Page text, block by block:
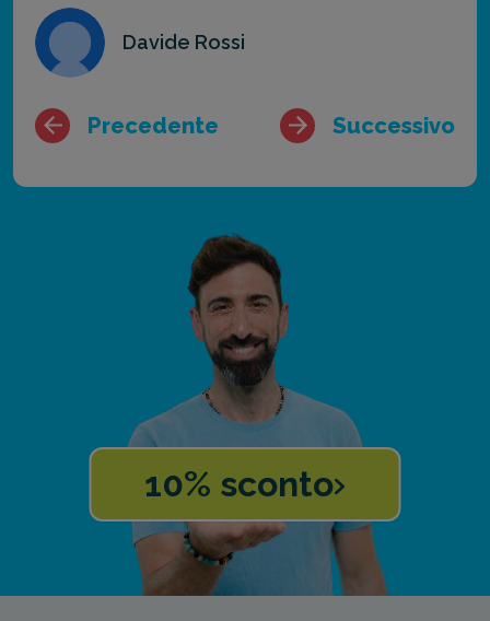
Davide Rossi
Precedente Successivo
10% sconto